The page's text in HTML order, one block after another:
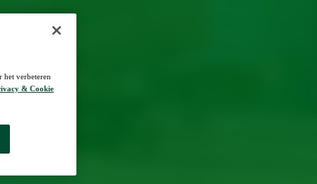
het verbeteren
& Cookie